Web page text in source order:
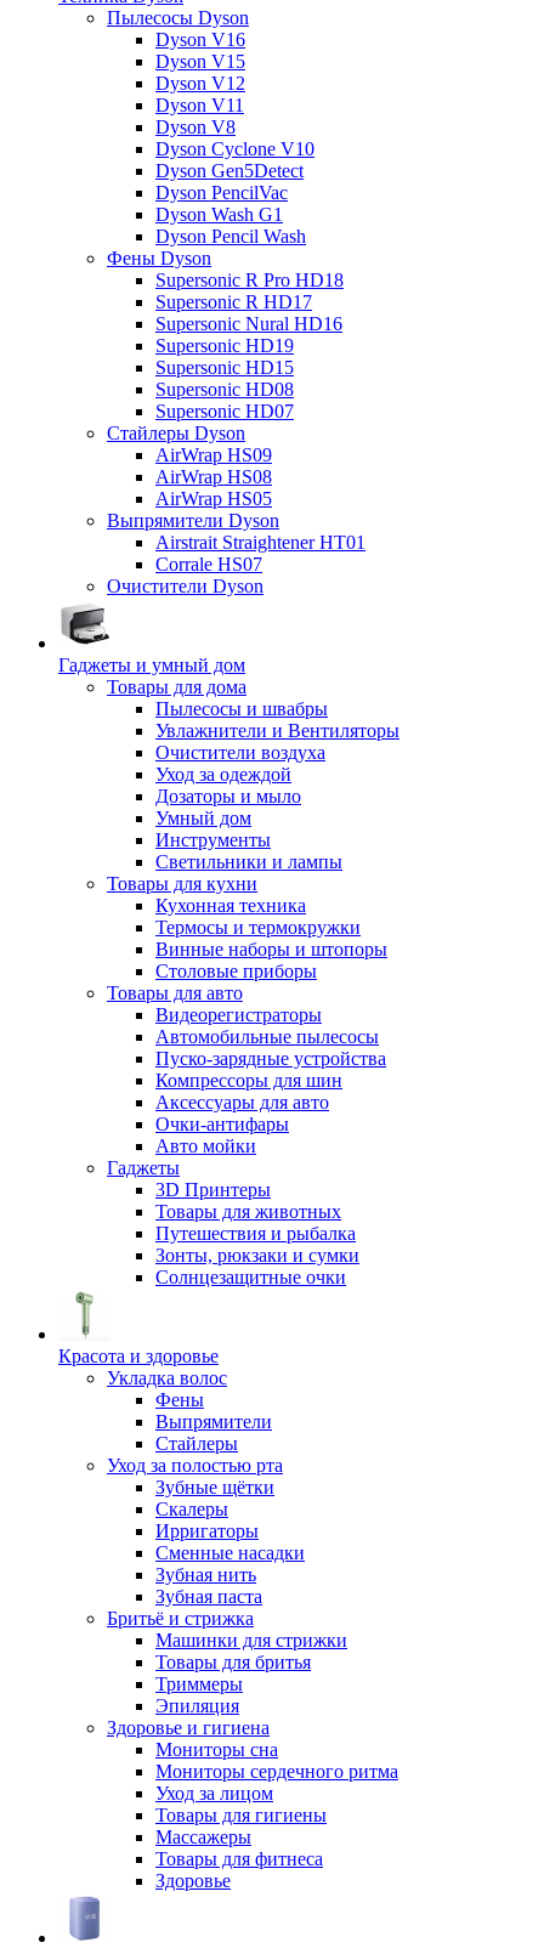
Пылесосы Dyson
Dyson V16
Dyson V15
Dyson V12
Dyson V11
Dyson V8
Dyson Cyclone V10
Dyson Gen5Detect
Dyson PencilVac
Dyson Wash G1
Dyson Pencil Wash
Фены Dyson
Supersonic R Pro HD18
Supersonic R HD17
Supersonic Nural HD16
Supersonic HD19
Supersonic HD15
Supersonic HD08
Supersonic HD07
Стайлеры Dyson
AirWrap HS09
AirWrap HS08
AirWrap HS05
Выпрямители Dyson
Airstrait Straightener HT01
Corrale HS07
Очистители Dyson
Гаджеты и умный дом
Товары для дома
Пылесосы и швабры
Увлажнители и Вентиляторы
Очистители воздуха
Уход за одеждой
Дозаторы и мыло
Умный дом
Инструменты
Светильники и лампы
Товары для кухни
Кухонная техника
Термосы и термокружки
Винные наборы и штопоры
Столовые приборы
Товары для авто
Видеорегистраторы
Автомобильные пылесосы
Пуско-зарядные устройства
Компрессоры для шин
Аксессуары для авто
Очки-антифары
Авто мойки
Гаджеты
3D Принтеры
Товары для животных
Путешествия и рыбалка
Зонты, рюкзаки и сумки
Солнцезащитные очки
Красота и здоровье
Укладка волос
Фены
Выпрямители
Стайлеры
Уход за полостью рта
Зубные щётки
Скалеры
Ирригаторы
Сменные насадки
Зубная нить
Зубная паста
Бритьё и стрижка
Машинки для стрижки
Товары для бритья
Триммеры
Эпиляция
Здоровье и гигиена
Мониторы сна
Мониторы сердечного ритма
Уход за лицом
Товары для гигиены
Массажеры
Товары для фитнеса
Здоровье